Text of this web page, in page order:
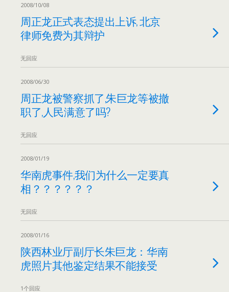
2008/10/08
周正龙正式表态提出上诉, 北京
律师免费为其辩护
无回应
2008/06/30
周正龙被警察抓了,朱巨龙等被撤
职了,人民满意了吗?
无回应
2008/01/19
华南虎事件,我们为什么一定要真
相？？？？？？
无回应
2008/01/16
陕西林业厅副厅长朱巨龙：华南
虎照片其他鉴定结果不能接受
1个回应